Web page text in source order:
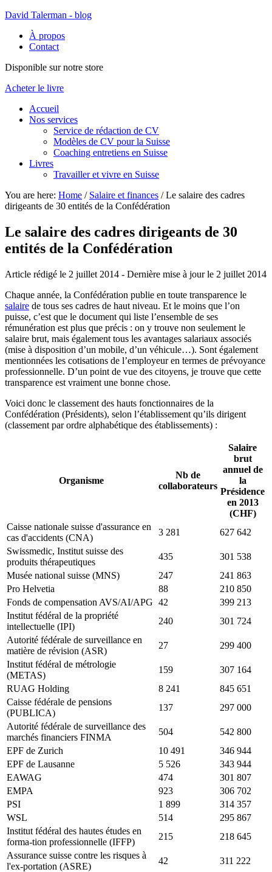
David Talerman - blog
À propos
Contact
Disponible sur notre store
Acheter le livre
Accueil
Nos services
Service de rédaction de CV
Modèles de CV pour la Suisse
Coaching entretiens en Suisse
Livres
Travailler et vivre en Suisse
You are here: Home / Salaire et finances /Le salaire des cadres
dirigeants de 30 entités de la Confédération
Le salaire des cadres dirigeants de 30
entités de la Confédération
Article rédigé le 2 juillet 2014 - Dernière mise à jour le 2 juillet 2014
Chaque année, la Confédération publie en toute transparence le
salaire de tous ses cadres de haut niveau. Et le moins que l’on
puisse, c’est que le document qui liste l’ensemble de ses
rémunération est plus que précis : on y trouve non seulement le
salaire brut, mais également tous les avantages salariaux associés
(mise à disposition d’un mobile, d’un véhicule…). Sont également
mentionnées les cotisations de l’employeur en termes de prévoyance
professionnelle. D’un point de vue des citoyens, je trouve que cette
transparence est vraiment une bonne chose.
Voici donc le classement des hauts fonctionnaires de la
Confédération (Présidents), selon l’établissement qu’ils dirigent
(classement par ordre alphabétique des établissements) :
Organisme
Nb de
collaborateurs
Salaire
brut
annuel de
la
Présidence
en 2013
(CHF)
Caisse nationale suisse d'assurance en
cas d'accidents (CNA)
3 281
627 642
Swissmedic, Institut suisse des
produits thérapeutiques
435
301 538
Musée national suisse (MNS)
247
241 863
Pro Helvetia
88
210 850
Fonds de compensation AVS/AI/APG 42
399 213
Institut fédéral de la propriété
intellectuelle (IPI)
240
301 724
Autorité fédérale de surveillance en
matière de révision (ASR)
27
299 400
Institut fédéral de métrologie
(METAS)
159
307 164
RUAG Holding
8 241
845 651
Caisse fédérale de pensions
(PUBLICA)
137
297 000
Autorité fédérale de surveillance des
marchés financiers FINMA
504
542 800
EPF de Zurich
10 491
346 944
EPF de Lausanne
5 526
343 944
EAWAG
474
301 807
EMPA
923
306 702
PSI
1 899
314 357
WSL
514
295 867
Institut fédéral des hautes études en
forma-tion professionnelle (IFFP)
215
218 645
Assurance suisse contre les risques à
l'ex-portation (ASRE)
42
311 222